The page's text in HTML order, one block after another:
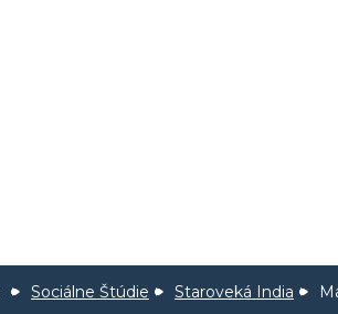
Sociálne Štúdie Staroveká India